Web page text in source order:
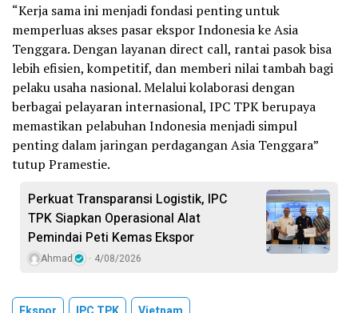
“Kerja sama ini menjadi fondasi penting untuk
memperluas akses pasar ekspor Indonesia ke Asia
Tenggara. Dengan layanan direct call, rantai pasok bisa
lebih efisien, kompetitif, dan memberi nilai tambah bagi
pelaku usaha nasional. Melalui kolaborasi dengan
berbagai pelayaran internasional, IPC TPK berupaya
memastikan pelabuhan Indonesia menjadi simpul
penting dalam jaringan perdagangan Asia Tenggara”
tutup Pramestie.
Perkuat Transparansi Logistik, IPC
TPK Siapkan Operasional Alat
Pemindai Peti Kemas Ekspor
Ahmad 4/08/2026